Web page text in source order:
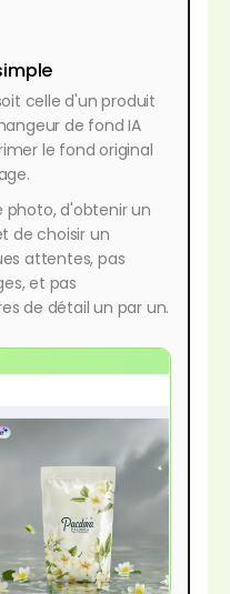
celle d'un produit
de fond IA
le fond original
d'obtenir un
de choisir un
attentes, pas
et pas
de détail un par un.